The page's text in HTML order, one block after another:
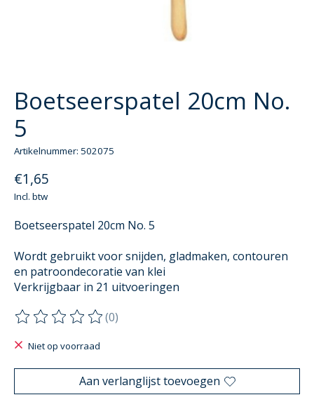
Boetseerspatel 20cm No.
5
Artikelnummer: 502075
€1,65
Incl. btw
Boetseerspatel 20cm No. 5
Wordt gebruikt voor snijden, gladmaken, contouren
en patroondecoratie van klei
Verkrijgbaar in 21 uitvoeringen
De beoordeling van dit product is
(0)
Niet op voorraad
Aan verlanglijst toevoegen